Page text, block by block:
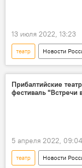
13 июля 2022, 13:23
театр Новости
Рижский русский театр
Прибалтийские
фестиваль "Встречи
5 апреля 2022, 09:04
театр Новости